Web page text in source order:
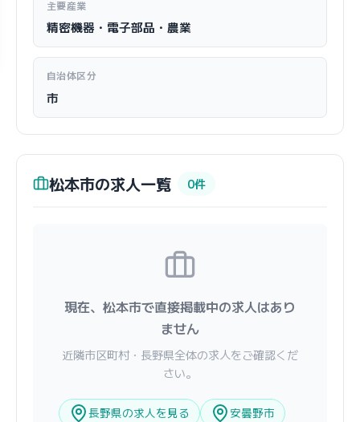
主要産業
精密機器・電子部品・農業
自治体区分
市
松本市の求人一覧 0件
現在、松本市で直接掲載中の求人はあり
ません
近隣市区町村・長野県全体の求人をご確認くだ
さい。
長野県の求人を見る
安曇野市